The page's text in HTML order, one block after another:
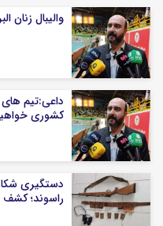
والیبال زنان
داعی:تیم های
کشوری
دستگیری
راسوند؛ کشف لاشه ۲